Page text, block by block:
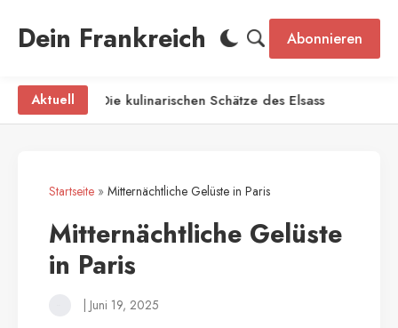
Dein Frankreich Abonnieren
AktuellDie kulinarischen Schätze des Elsass
Startseite » Mitternächtliche Gelüste in Paris
Mitternächtliche Gelüste
in Paris
Juni 19, 2025